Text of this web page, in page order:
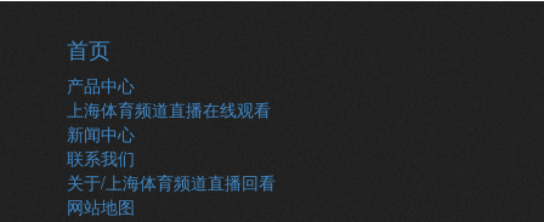
首页
产品中心
上海体育频道直播在线观看
新闻中心
联系我们
关于/上海体育频道直播回看
网站地图